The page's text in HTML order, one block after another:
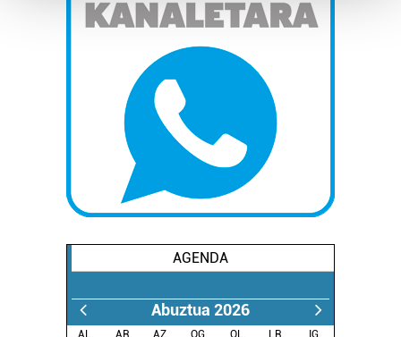
prozesatzen ditugu, zure IP zenbakia, besteak beste,
teknologia erabiliz, cookieak adibidez, iragarki eta eduki
pertsonalizatuak eskaintzeko, iragarkiak eta edukia
neurtzeko, jendeari buruzko informazioa biltzeko eta
produktuak garatzeko. Zure datuak nork eta zertarako
erabiltzen dituen hauta dezakezu.
Bazkide batzuek ez dizute baimenik eskatzen, eta beren
bazkideen zerrenda, beren ustez zein helburutarako
duten interes legitimoa eta horren aurka nola egin
AGENDA
Abuztua 2026
AL. AR. AZ. OG. OL. LR.
IG.